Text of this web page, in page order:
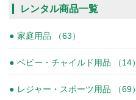
レンタル商品一覧
家庭用品 （63）
ベビー・チャイルド用品 （14）
レジャー・スポーツ用品 （69）